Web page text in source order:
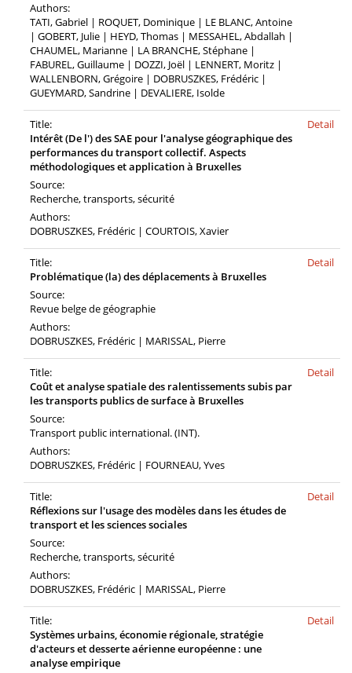
Authors:
TATI, Gabriel | ROQUET, Dominique | LE BLANC, Antoine
| GOBERT, Julie | HEYD, Thomas | MESSAHEL, Abdallah |
CHAUMEL, Marianne | LA BRANCHE, Stéphane |
FABUREL, Guillaume | DOZZI, Joël | LENNERT, Moritz |
WALLENBORN, Grégoire | DOBRUSZKES, Frédéric |
GUEYMARD, Sandrine | DEVALIERE, Isolde
Title:
Intérêt (De l') des SAE pour l'analyse géographique des
performances du transport collectif. Aspects
méthodologiques et application à Bruxelles
Source:
Recherche, transports, sécurité
Authors:
DOBRUSZKES, Frédéric | COURTOIS, Xavier
Detail
Title:
Problématique (la) des déplacements à Bruxelles
Source:
Revue belge de géographie
Authors:
DOBRUSZKES, Frédéric | MARISSAL, Pierre
Detail
Title:
Coût et analyse spatiale des ralentissements subis par
les transports publics de surface à Bruxelles
Source:
Transport public international. (INT).
Authors:
DOBRUSZKES, Frédéric | FOURNEAU, Yves
Detail
Title:
Réflexions sur l'usage des modèles dans les études de
transport et les sciences sociales
Source:
Recherche, transports, sécurité
Authors:
DOBRUSZKES, Frédéric | MARISSAL, Pierre
Detail
Title:
Systèmes urbains, économie régionale, stratégie
d'acteurs et desserte aérienne européenne : une
analyse empirique
Detail